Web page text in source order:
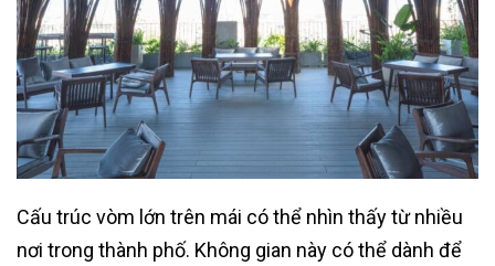
Cấu trúc vòm lớn trên mái có thể nhìn thấy từ nhiều
nơi trong thành phố. Không gian này có thể dành để